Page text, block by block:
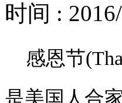
时间 :
感恩节
是美国人合